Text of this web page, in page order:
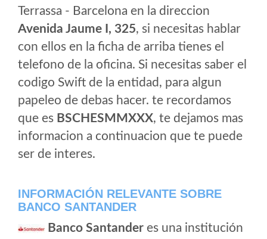
Terrassa - Barcelona en la direccion
Avenida Jaume I, 325, si necesitas hablar
con ellos en la ficha de arriba tienes el
telefono de la oficina. Si necesitas saber el
codigo Swift de la entidad, para algun
papeleo de debas hacer. te recordamos
que es BSCHESMMXXX, te dejamos mas
informacion a continuacion que te puede
ser de interes.
INFORMACIÓN RELEVANTE SOBRE
BANCO SANTANDER
Banco Santander es una institución